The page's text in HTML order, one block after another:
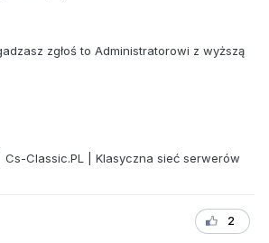
zgłoś to Administratorowi z wyższą
Cs-Classic.PL | Klasyczna sieć serwerów
2